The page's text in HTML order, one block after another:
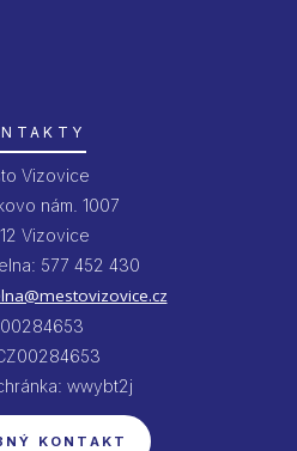
Vizovice
nám. 1007
Vizovice
577 452 430
00284653
wwybt2j
KONTAKT